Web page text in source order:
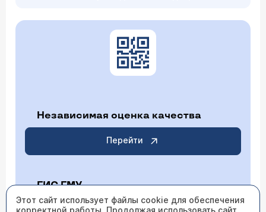
Независимая оценка качества
Перейти
ГИС ГМУ
Этот сайт использует файлы cookie для обеспечения
корректной работы. Продолжая использовать сайт,